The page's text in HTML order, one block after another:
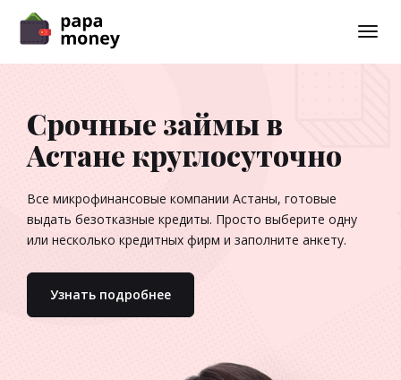
Срочные займы в
Астане круглосуточно
Все микрофинансовые компании Астаны, готовые
выдать безотказные кредиты. Просто выберите одну
или несколько кредитных фирм и заполните анкету.
Узнать подробнее